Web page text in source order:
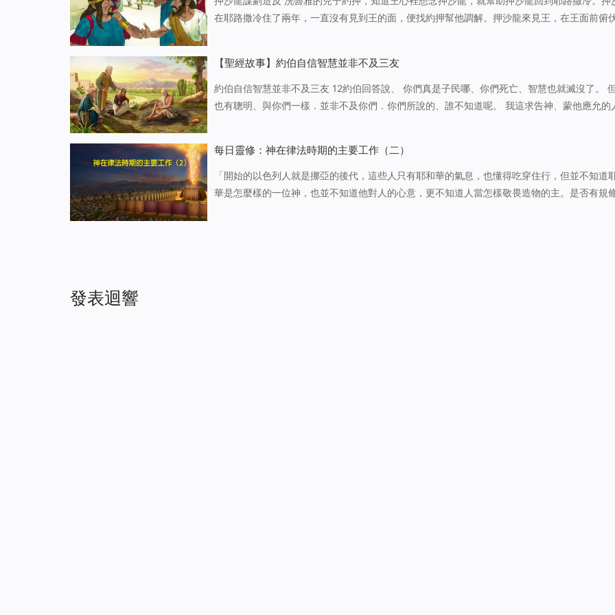
在耶路撒冷住了兩年，一直沒有見到王的面，便找約押幫他調解。押沙龍來見王，在王面前俯
【聖經故事】約伯自信智慧並非不及三友
約伯自信智慧並非不及三友 12約伯回答說、 你們真是子民哪、你們死亡、智慧也就滅沒了。
也有聰明、與你們一樣．並非不及你們．你們所說的、誰不知道呢。 我這求告神、蒙他應允的
每日靈修：神在律法時期的主要工作（二）
「開始的以色列人就是挪亞的後代，這些人只有耶和華的氣息，也懂得吃穿住行，但並不知道
華是怎麼樣的一位神，也並不知道他對人的心意，更不知道人當怎樣敬畏造物的主。是否有規
發表迴響